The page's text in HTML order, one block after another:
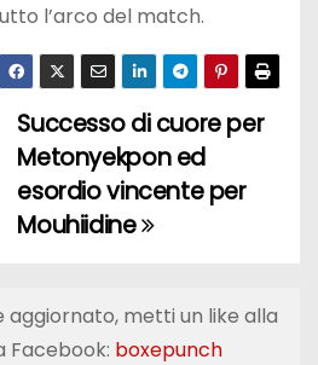
l’arco del match.
Successo di cuore per
Metonyekpon ed
esordio vincente per
Mouhiidine
metti un like alla
Facebook: boxepunch